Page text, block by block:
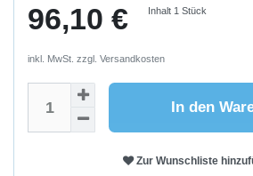
96,10 € Inhalt 1Stück
inkl. MwSt. zzgl. Versandkosten
In den
Zur Wunschliste